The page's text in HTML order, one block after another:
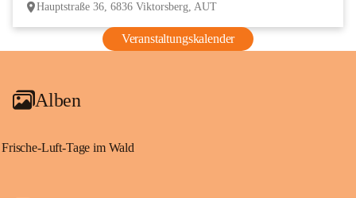
Hauptstraße 36, 6836 Viktorsberg, AUT
Veranstaltungskalender
Alben
Frische-Luft-Tage im Wald